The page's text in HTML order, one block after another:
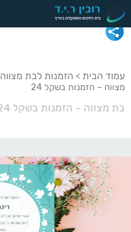
עמוד הבית > הזמנות לבת מצווה
מצווה – הזמנות בשקל 24
בת מצווה – הזמנות בשקל 24